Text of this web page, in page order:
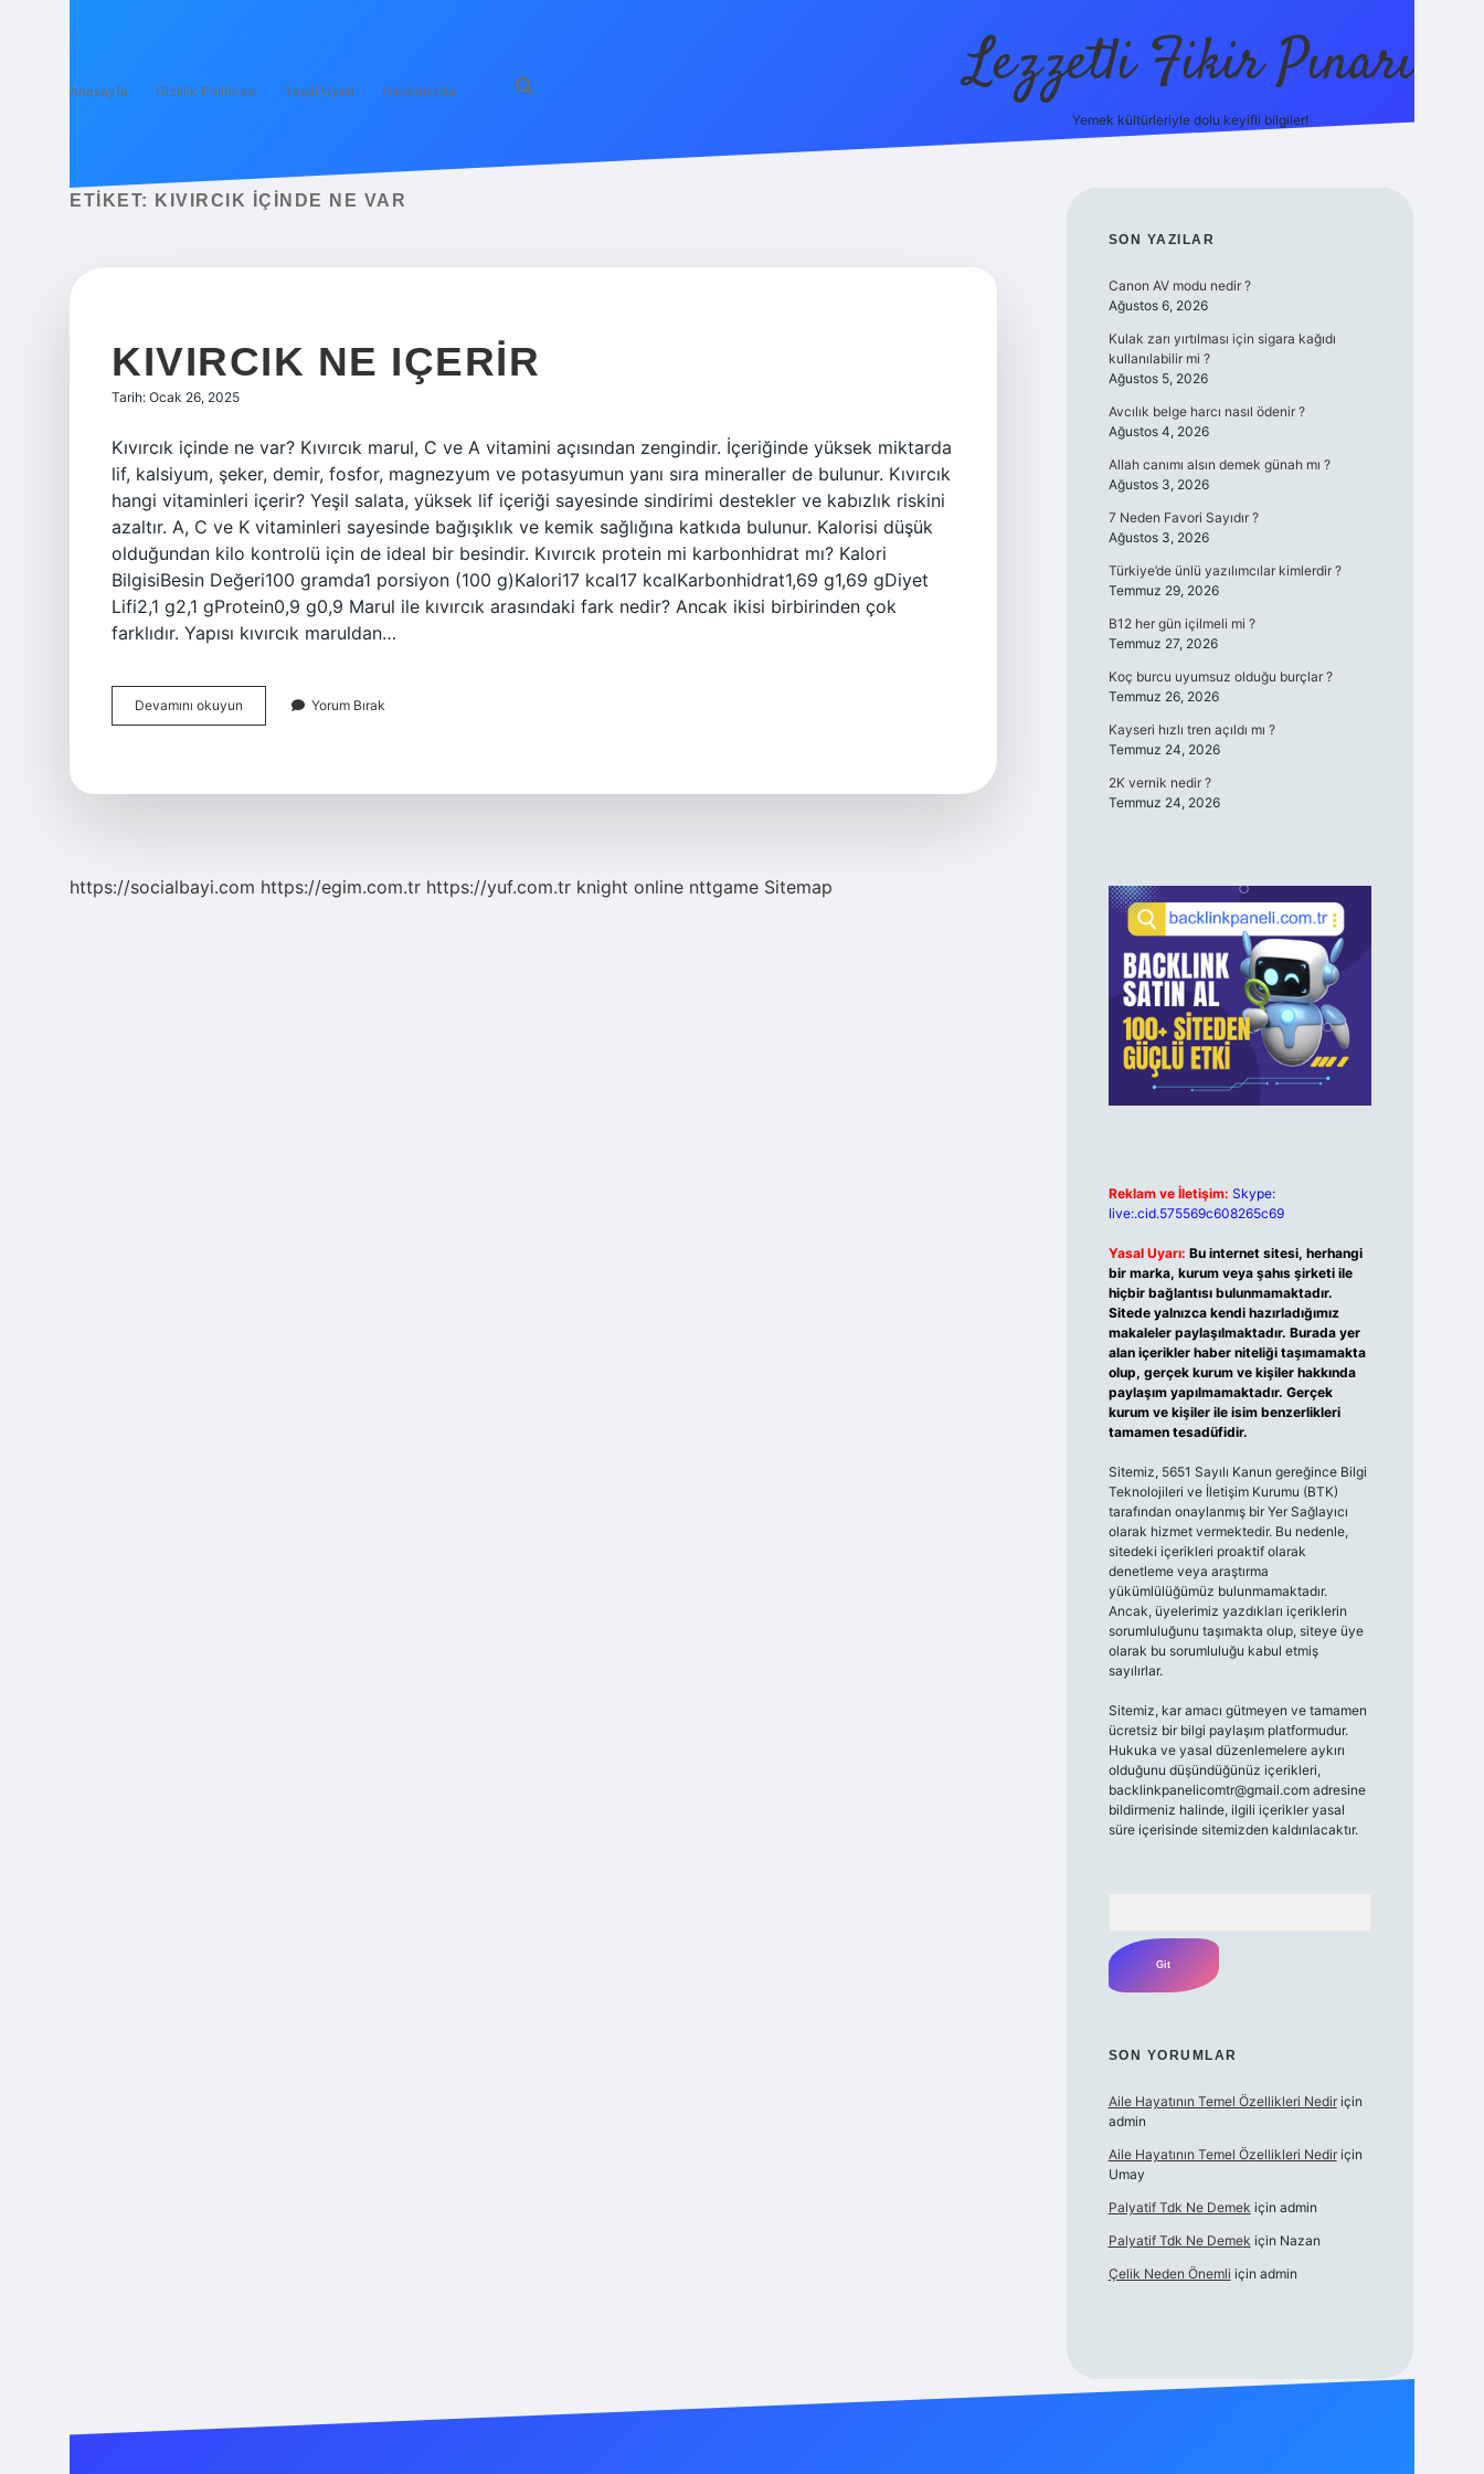
Anasayfa Gizlilik Politikası Yasal Uyarı Hakkımızda Lezzetli Fikir Pınarı
Yemek kültürleriyle dolu keyifli bilgiler!
ETIKET: KIVIRCIK IÇINDE NE VAR
KIVIRCIK NE IÇERIR
Tarih: Ocak 26, 2025
Kıvırcık içinde ne var? Kıvırcık marul, C ve A vitamini açısından zengindir. İçeriğinde yüksek miktarda
lif, kalsiyum, şeker, demir, fosfor, magnezyum ve potasyumun yanı sıra mineraller de bulunur. Kıvırcık
hangi vitaminleri içerir? Yeşil salata, yüksek lif içeriği sayesinde sindirimi destekler ve kabızlık riskini
azaltır. A, C ve K vitaminleri sayesinde bağışıklık ve kemik sağlığına katkıda bulunur. Kalorisi düşük
olduğundan kilo kontrolü için de ideal bir besindir. Kıvırcık protein mi karbonhidrat mı? Kalori
BilgisiBesin Değeri100 gramda1 porsiyon (100 g)Kalori17 kcal17 kcalKarbonhidrat1,69 g1,69 gDiyet
Lifi2,1 g2,1 gProtein0,9 g0,9 Marul ile kıvırcık arasındaki fark nedir? Ancak ikisi birbirinden çok
farklıdır. Yapısı kıvırcık maruldan…
Devamını okuyun
Ne
Yorum Bırak
https://socialbayi.com https://egim.com.tr https://yuf.com.tr knight online nttgame Sitemap
SIDEBAR
SON YAZILAR
Canon AV modu nedir ?
Ağustos 6, 2026
Kulak zarı yırtılması için sigara kağıdı
kullanılabilir mi ?
Ağustos 5, 2026
Avcılık belge harcı nasıl ödenir ?
Ağustos 4, 2026
Allah canımı alsın demek günah mı ?
Ağustos 3, 2026
7 Neden Favori Sayıdır ?
Ağustos 3, 2026
Türkiye’de ünlü yazılımcılar kimlerdir ?
Temmuz 29, 2026
B12 her gün içilmeli mi ?
Temmuz 27, 2026
Koç burcu uyumsuz olduğu burçlar ?
Temmuz 26, 2026
Kayseri hızlı tren açıldı mı ?
Temmuz 24, 2026
2K vernik nedir ?
Temmuz 24, 2026
Reklam ve İletişim: Skype:
live:.cid.575569c608265c69
Yasal Uyarı: Bu internet sitesi, herhangi
bir marka, kurum veya şahıs şirketi ile
hiçbir bağlantısı bulunmamaktadır.
Sitede yalnızca kendi hazırladığımız
makaleler paylaşılmaktadır. Burada yer
alan içerikler haber niteliği taşımamakta
olup, gerçek kurum ve kişiler hakkında
paylaşım yapılmamaktadır. Gerçek
kurum ve kişiler ile isim benzerlikleri
tamamen tesadüfidir.
Sitemiz, 5651 Sayılı Kanun gereğince Bilgi
Teknolojileri ve İletişim Kurumu (BTK)
tarafından onaylanmış bir Yer Sağlayıcı
olarak hizmet vermektedir. Bu nedenle,
sitedeki içerikleri proaktif olarak
denetleme veya araştırma
yükümlülüğümüz bulunmamaktadır.
Ancak, üyelerimiz yazdıkları içeriklerin
sorumluluğunu taşımakta olup, siteye üye
olarak bu sorumluluğu kabul etmiş
sayılırlar.
Sitemiz, kar amacı gütmeyen ve tamamen
ücretsiz bir bilgi paylaşım platformudur.
Hukuka ve yasal düzenlemelere aykırı
olduğunu düşündüğünüz içerikleri,
backlinkpanelicomtr@gmail.comadresine
bildirmeniz halinde, ilgili içerikler yasal
süre içerisinde sitemizden kaldırılacaktır.
SON YORUMLAR
Aile Hayatının Temel Özellikleri Nediriçin
admin
Aile Hayatının Temel Özellikleri Nediriçin
Umay
Palyatif Tdk Ne Demek için admin
Palyatif Tdk Ne Demek için Nazan
Çelik Neden Önemli için admin